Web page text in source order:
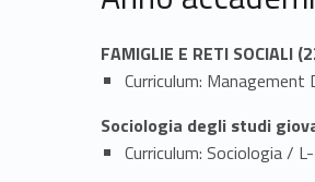
FAMIGLIE E RETI SOCIALI
Curriculum:
Sociologia degli studi
Curriculum: Sociologia /